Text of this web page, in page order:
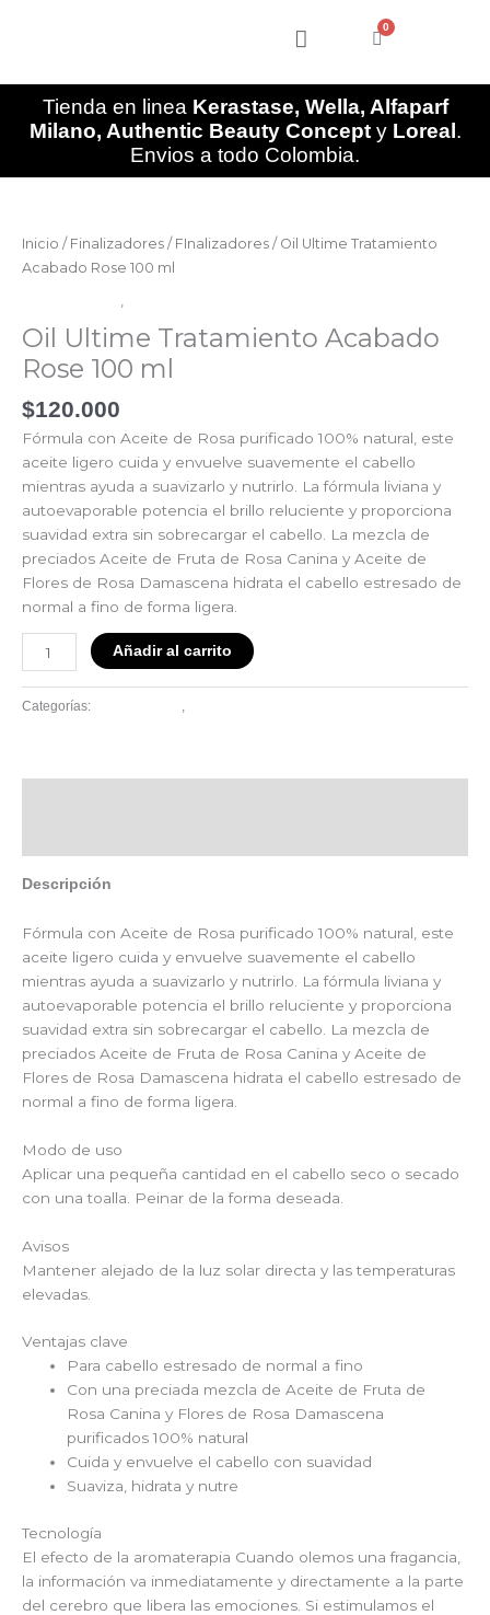
0
Cart
Tienda en linea Kerastase, Wella, Alfaparf
Milano, Authentic Beauty Concepty Loreal .
Envios a todo Colombia.
Inicio / Finalizadores / FInalizadores / Oil Ultime Tratamiento
Acabado Rose 100 ml
Oil Ultime Tratamiento Acabado
Rose 100 ml
$120.000
Fórmula con Aceite de Rosa purificado 100% natural, este
aceite ligero cuida y envuelve suavemente el cabello
mientras ayuda a suavizarlo y nutrirlo. La fórmula liviana y
autoevaporable potencia el brillo reluciente y proporciona
suavidad extra sin sobrecargar el cabello. La mezcla de
preciados Aceite de Fruta de Rosa Canina y Aceite de
Flores de Rosa Damascena hidrata el cabello estresado de
normal a fino de forma ligera.
Tratamiento
Acabado
ml
cantidad
Añadir al carrito
Categorías: ,
Descripción
Fórmula con Aceite de Rosa purificado 100% natural, este
aceite ligero cuida y envuelve suavemente el cabello
mientras ayuda a suavizarlo y nutrirlo. La fórmula liviana y
autoevaporable potencia el brillo reluciente y proporciona
suavidad extra sin sobrecargar el cabello. La mezcla de
preciados Aceite de Fruta de Rosa Canina y Aceite de
Flores de Rosa Damascena hidrata el cabello estresado de
normal a fino de forma ligera.
Modo de uso
Aplicar una pequeña cantidad en el cabello seco o secado
con una toalla. Peinar de la forma deseada.
Avisos
Mantener alejado de la luz solar directa y las temperaturas
elevadas.
Ventajas clave
Para cabello estresado de normal a fino
Con una preciada mezcla de Aceite de Fruta de
Rosa Canina y Flores de Rosa Damascena
purificados 100% natural
Cuida y envuelve el cabello con suavidad
Suaviza, hidrata y nutre
Tecnología
El efecto de la aromaterapia Cuando olemos una fragancia,
la información va inmediatamente y directamente a la parte
del cerebro que libera las emociones. Si estimulamos el